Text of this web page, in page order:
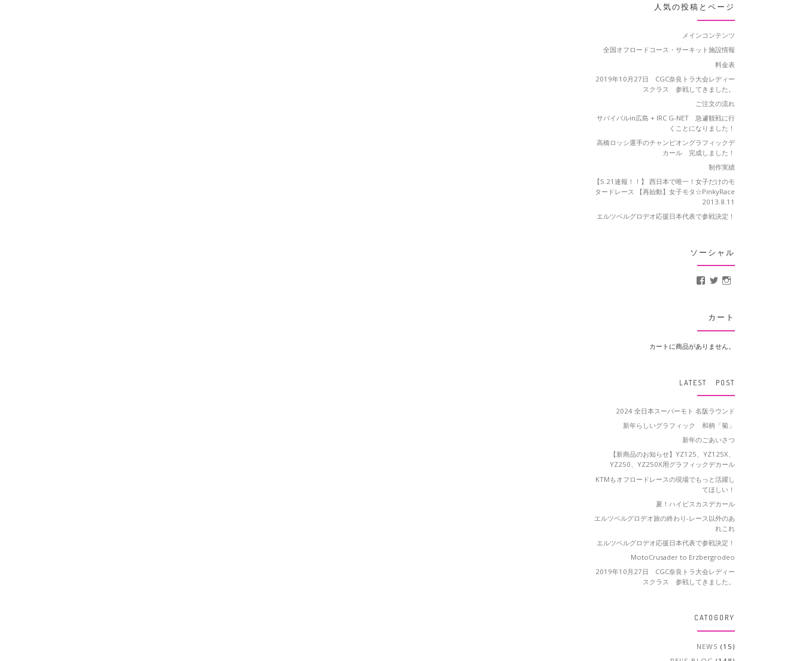
人気の投稿とページ
メインコンテンツ
全国オフロードコース・サーキット施設情報
料金表
2019年10月27日 CGC奈良トラ大会レディー
スクラス 参戦してきました。
ご注文の流れ
サバイバルin広島 + IRC G-NET 急遽観戦に行
くことになりました！
高橋ロッシ選手のチャンピオングラフィックデ
カール 完成しました！
制作実績
【5.21速報！！】 西日本で唯一！女子だけのモ
タードレース 【再始動】女子モタ☆PinkyRace
2013.8.11
エルツベルグロデオ応援日本代表で参戦決定！
ソーシャル
MotoCrusader さんのプ
@MotoCrusader さ
カート
カートに商品がありません。
LATEST POST
2024 全日本スーパーモト 名阪ラウンド
新年らしいグラフィック 和柄「菊」
新年のごあいさつ
【新商品のお知らせ】YZ125、YZ125X、
YZ250、YZ250X用グラフィックデカール
KTMもオフロードレースの現場でもっと活躍し
てほしい！
夏！ハイビスカスデカール
エルツベルグロデオ旅の終わり-レース以外のあ
れこれ
エルツベルグロデオ応援日本代表で参戦決定！
MotoCrusader to Erzbergrodeo
2019年10月27日 CGC奈良トラ大会レディー
スクラス 参戦してきました。
CATOGORY
NEWS (15)